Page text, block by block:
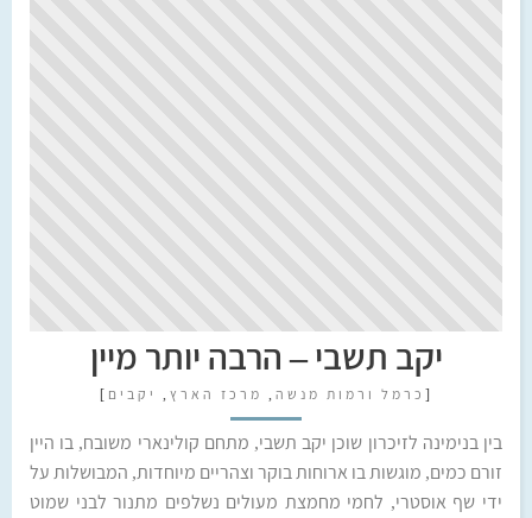
יקב תשבי – הרבה יותר מיין
[ כרמל ורמות מנשה , מרכז הארץ , יקבים ]
בין בנימינה לזיכרון שוכן יקב תשבי, מתחם קולינארי משובח, בו היין
זורם כמים, מוגשות בו ארוחות בוקר וצהריים מיוחדות, המבושלות על
ידי שף אוסטרי, לחמי מחמצת מעולים נשלפים מתנור לבני שמוט